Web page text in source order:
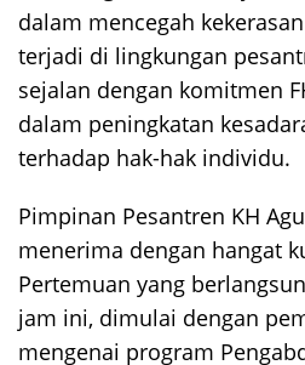
dalam mencegah
terjadi di lingkungan
sejalan dengan komitmen
dalam peningkatan
terhadap hak-hak individu.
Pimpinan Pesantren KH
menerima dengan hangat
Pertemuan yang
jam ini, dimulai dengan
mengenai program